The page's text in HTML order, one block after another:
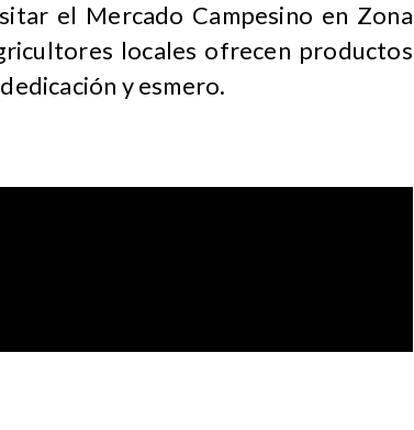
el Mercado Campesino en Zona
locales ofrecen productos
y esmero.